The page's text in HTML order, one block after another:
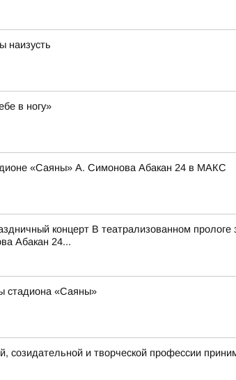
наизусть
в ногу»
«Саяны» А. Симонова Абакан 24 в МАКС
концерт В театрализованном прологе
Абакан 24...
стадиона «Саяны»
и творческой профессии